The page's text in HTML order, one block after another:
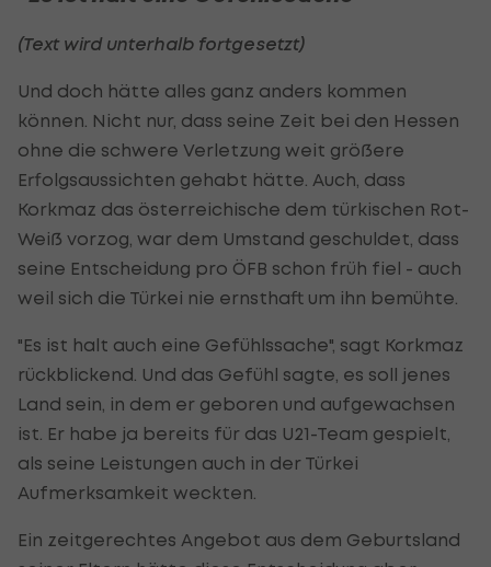
(Text wird unterhalb fortgesetzt)
Und doch hätte alles ganz anders kommen
können. Nicht nur, dass seine Zeit bei den Hessen
ohne die schwere Verletzung weit größere
Erfolgsaussichten gehabt hätte. Auch, dass
Korkmaz das österreichische dem türkischen Rot-
Weiß vorzog, war dem Umstand geschuldet, dass
seine Entscheidung pro ÖFB schon früh fiel - auch
weil sich die Türkei nie ernsthaft um ihn bemühte.
"Es ist halt auch eine Gefühlssache", sagt Korkmaz
rückblickend. Und das Gefühl sagte, es soll jenes
Land sein, in dem er geboren und aufgewachsen
ist. Er habe ja bereits für das U21-Team gespielt,
als seine Leistungen auch in der Türkei
Aufmerksamkeit weckten.
Ein zeitgerechtes Angebot aus dem Geburtsland